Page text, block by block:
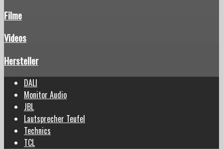
Filme
Videos
Hersteller
DALI
Monitor Audio
JBL
Lautsprecher Teufel
Technics
TCL